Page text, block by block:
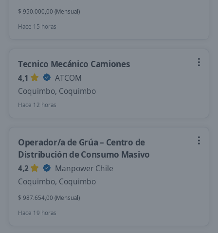
$ 950.000,00 (Mensual)
Hace 15 horas
Tecnico Mecánico Camiones
4,1
ATCOM
Coquimbo, Coquimbo
Hace 12 horas
Operador/a de Grúa – Centro de
Distribución de Consumo Masivo
4,2
Manpower Chile
Coquimbo, Coquimbo
$ 987.654,00 (Mensual)
Hace 19 horas